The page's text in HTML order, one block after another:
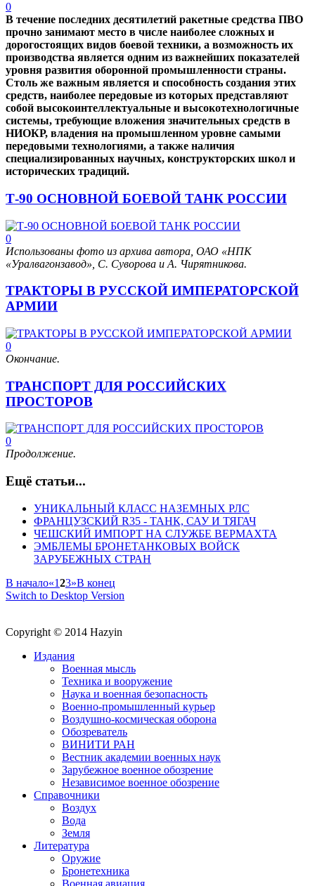
0
В течение последних десятилетий ракетные средства ПВО
прочно занимают место в числе наиболее сложных и
дорогостоящих видов боевой техники, а возможность их
производства является одним из важнейших показателей
уровня развития оборонной промышленности страны.
Столь же важным является и способность создания этих
средств, наиболее передовые из которых представляют
собой высокоинтеллектуальные и высокотехнологичные
системы, требующие вложения значительных средств в
НИОКР, владения на промышленном уровне самыми
передовыми технологиями, а также наличия
специализированных научных, конструкторских школ и
исторических традиций.
Т-90 ОСНОВНОЙ БОЕВОЙ ТАНК РОССИИ
0
Использованы фото из архива автора, ОАО «НПК
«Уралвагонзавод», С. Суворова и А. Чирятникова.
ТРАКТОРЫ В РУССКОЙ ИМПЕРАТОРСКОЙ
АРМИИ
0
Окончание.
ТРАНСПОРТ ДЛЯ РОССИЙСКИХ
ПРОСТОРОВ
0
Продолжение.
Ещё статьи...
УНИКАЛЬНЫЙ КЛАСС НАЗЕМНЫХ РЛС
ФРАНЦУЗСКИЙ R35 - ТАНК, САУ И ТЯГАЧ
ЧЕШСКИЙ ИМПОРТ НА СЛУЖБЕ ВЕРМАХТА
ЭМБЛЕМЫ БРОНЕТАНКОВЫХ ВОЙСК
ЗАРУБЕЖНЫХ СТРАН
В начало«123»В конец
Switch to Desktop Version
Copyright © 2014 Hazyin
Издания
Военная мысль
Техника и вооружение
Наука и военная безопасность
Военно-промышленный курьер
Воздушно-космическая оборона
Обозреватель
ВИНИТИ РАН
Вестник академии военных наук
Зарубежное военное обозрение
Независимое военное обозрение
Справочники
Воздух
Вода
Земля
Литература
Оружие
Бронетехника
Военная авиация